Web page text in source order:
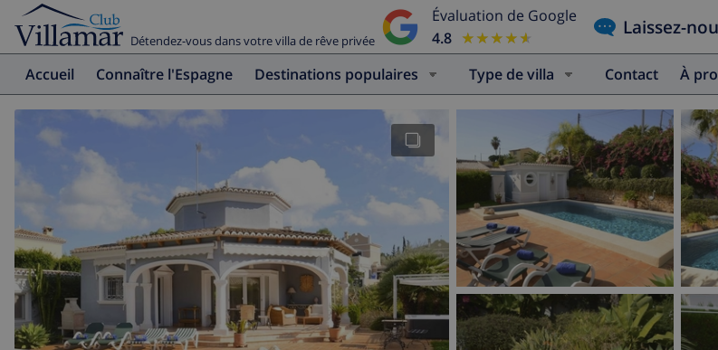
Détendez-vous dans votre villa de rêve privée
Évaluation de Google
4.8 ★★★★★
★★★★★ Laissez-
Accueil Connaître l'Espagne Destinations populaires Type de villa Contact À